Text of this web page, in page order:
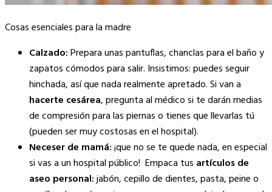
Cosas esenciales para la madre
Calzado:Prepara unas pantuflas, chanclas para el baño y
zapatos cómodos para salir. Insistimos: puedes seguir
hinchada, así que nada realmente apretado. Si van a
hacerte cesárea, pregunta al médico si te darán medias
de compresión para las piernas o tienes que llevarlas tú
(pueden ser muy costosas en el hospital).
Neceser de mamá:¡que no se te quede nada, en especial
si vas a un hospital público! Empaca tus artículos de
aseo personal:jabón, cepillo de dientes, pasta, peine o